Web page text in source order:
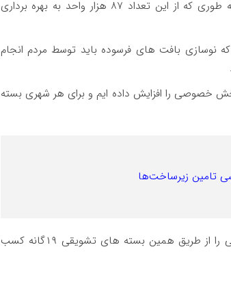
فرسوده جزو اولویت های برنامه مسکن در دولت سیزدهم بود به طوری که از این تعداد ۸۷ هزار واحد به بهره برداری
نوسازی بافت های فرسوده باید توسط مردم انجام
خصوصی را افزایش داده ایم و برای هر شهری بسته
تامین زیرساخت‌ها
او گفت:در سال گذشته بالاترین رکورد صدور پروانه های ساختمانی را از طریق همین بسته های تشویقی ۱۹گانه کسب